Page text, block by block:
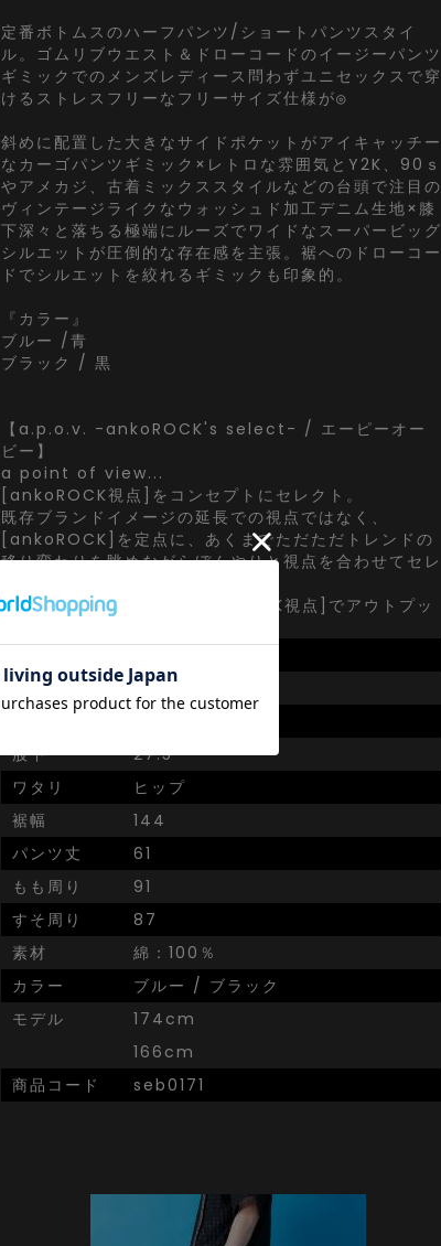
定番ボトムスのハーフパンツ/ショートパンツスタイ
ル。ゴムリブウエスト＆ドローコードのイージーパンツ
ギミックでのメンズレディース問わずユニセックスで穿
けるストレスフリーなフリーサイズ仕様が◎
斜めに配置した大きなサイドポケットがアイキャッチー
なカーゴパンツギミック×レトロな雰囲気とY2K、90ｓ
やアメカジ、古着ミックススタイルなどの台頭で注目の
ヴィンテージライクなウォッシュド加工デニム生地×膝
下深々と落ちる極端にルーズでワイドなスーパービッグ
シルエットが圧倒的な存在感を主張。裾へのドローコー
ドでシルエットを絞れるギミックも印象的。
『カラー』
ブルー /青
ブラック / 黒
【a.p.o.v. -ankoROCK's select- / エーピーオー
ビー】
a point of view...
[ankoROCK視点]をコンセプトにセレクト。
既存ブランドイメージの延長での視点ではなく、
[ankoROCK]を定点に、あくまでただただトレンドの
移り変わりを眺めながらぼんやりと視点を合わせてセレ
ぼーっとインプット、[ankoROCK視点]でアウトプッ
ウエスト
54～
股下
27.5
ワタリ
ヒップ
裾幅
144
パンツ丈
61
もも周り
91
すそ周り
87
素材
綿：100％
カラー
ブルー / ブラック
モデル
174cm
166cm
商品コード
seb0171